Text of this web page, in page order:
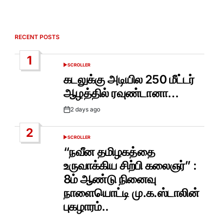
RECENT POSTS
1
POSTED
SCROLLER
கடலுக்கு அடியில 250 மீட்டர்
ஆழத்தில் ரவுண்டானா…
Post2 days ago
2
POSTED
SCROLLER
“நவீன தமிழகத்தை
உருவாக்கிய சிற்பி கலைஞர்” :
8ம் ஆண்டு நினைவு
நாளையொட்டி மு.க.ஸ்டாலின்
புகழாரம்..